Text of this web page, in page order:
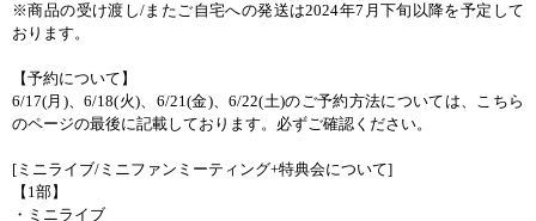
※商品の受け渡し/またご自宅への発送は2024年7 月下旬以降を予定して
おります。
【予約について】
6/17(月 )、6/18(火)、 6/21(金)、6/22(土)のご予約方法については、こちら
のページの最後に記載しております。必ずご確認ください。
[ ミニライブ/ ミニファンミーティング+特典会について]
【 1部】
・ミニライブ